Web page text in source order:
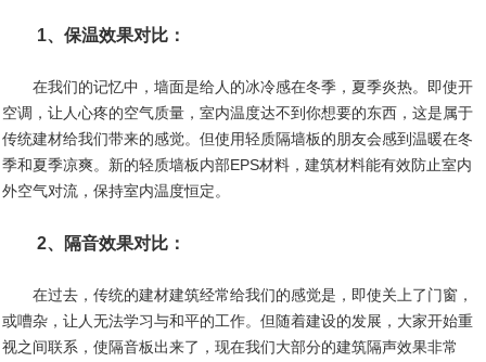
1、保温效果对比：
在我们的记忆中，墙面是给人的冰冷感在冬季，夏季炎热。即使开
空调，让人心疼的空气质量，室内温度达不到你想要的东西，这是属于
传统建材给我们带来的感觉。但使用轻质隔墙板的朋友会感到温暖在冬
季和夏季凉爽。新的轻质墙板内部EPS材料，建筑材料能有效防止室内
外空气对流，保持室内温度恒定。
2、隔音效果对比：
在过去，传统的建材建筑经常给我们的感觉是，即使关上了门窗，
或嘈杂，让人无法学习与和平的工作。但随着建设的发展，大家开始重
视之间联系，使隔音板出来了，现在我们大部分的建筑隔声效果非常